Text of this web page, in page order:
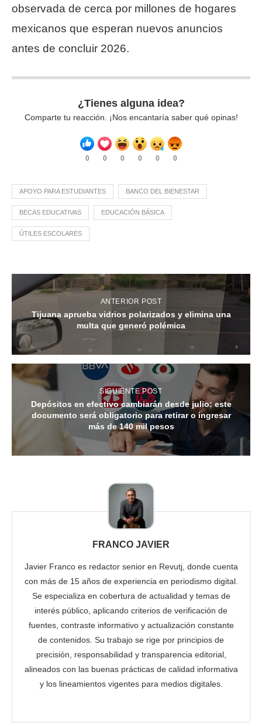
observada de cerca por millones de hogares
mexicanos que esperan nuevos anuncios
antes de concluir 2026.
¿Tienes alguna idea?
Comparte tu reacción. ¡Nos encantaría saber qué opinas!
0 0 0 0 0 0
APOYO PARA ESTUDIANTES BANCO DEL BIENESTAR
BECAS EDUCATIVAS EDUCACIÓN BÁSICA
ÚTILES ESCOLARES
ANTERIOR POST
Tijuana aprueba vidrios polarizados y elimina una
multa que generó polémica
SIGUIENTE POST
Depósitos en efectivo cambiarán desde julio: este
documento será obligatorio para retirar o ingresar
más de 140 mil pesos
FRANCO JAVIER
Javier Franco es redactor senior en Revutj, donde cuenta
con más de 15 años de experiencia en periodismo digital.
Se especializa en cobertura de actualidad y temas de
interés público, aplicando criterios de verificación de
fuentes, contraste informativo y actualización constante
de contenidos. Su trabajo se rige por principios de
precisión, responsabilidad y transparencia editorial,
alineados con las buenas prácticas de calidad informativa
y los lineamientos vigentes para medios digitales.